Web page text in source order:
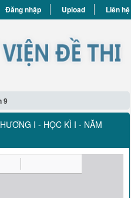
Đăng nhập Upload Liên hệ
9
I - HỌC KÌ I - NĂM